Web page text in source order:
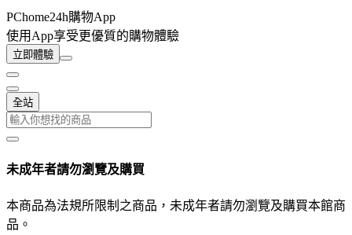
PChome24h購物App
使用App享受更優質的購物體驗
立即體驗
全站
未成年者請勿瀏覽及購買
本商品為法規所限制之商品，未成年者請勿瀏覽及購買本館商
品。